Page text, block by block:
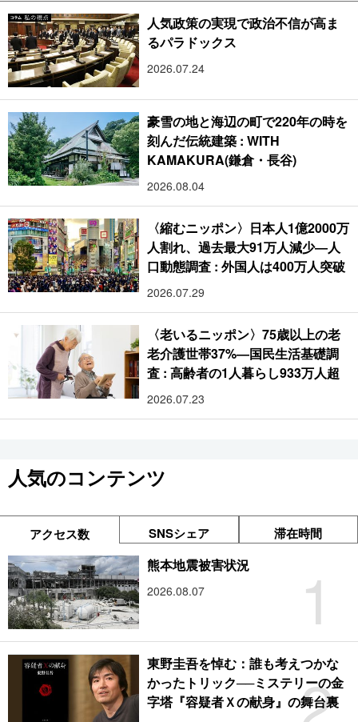
人気政策の実現で政治不信が高ま
るパラドックス
2026.07.24
豪雪の地と海辺の町で220年の時を
刻んだ伝統建築 : WITH
KAMAKURA(鎌倉・長谷)
2026.08.04
〈縮むニッポン〉日本人1億2000万
人割れ、過去最大91万人減少―人
口動態調査 : 外国人は400万人突破
2026.07.29
〈老いるニッポン〉75歳以上の老
老介護世帯37%―国民生活基礎調
査 : 高齢者の1人暮らし933万人超
2026.07.23
人気のコンテンツ
アクセス数 SNSシェア 滞在時間
1
熊本地震被害状況
2026.08.07
東野圭吾を悼む：誰も考えつかな
かったトリック──ミステリーの金
字塔『容疑者Ｘの献身』の舞台裏